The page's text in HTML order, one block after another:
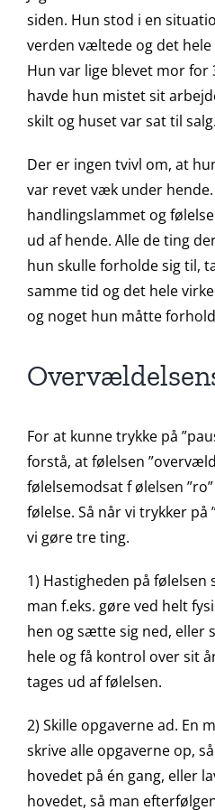
siden. Hun stod i en
verden væltede og det
Hun var lige blevet mor for
havde hun mistet sit
skilt og huset var sat til salg.
Der er ingen tvivl om, at
var revet væk under
handlingslammet og
ud af hende. Alle de ting
hun skulle forholde sig til,
samme tid og det hele
og noget hun måtte
For at kunne trykke på
forstå, at følelsen
følelsemodsat f ølelsen
følelse. Så når vi trykker på
vi gøre tre ting.
1) Hastigheden på følelsen
man f.eks. gøre ved helt
hen og sætte sig ned, eller
hele og få kontrol over sit
tages ud af følelsen.
2) Skille opgaverne ad. En
skrive alle opgaverne op,
hovedet på én gang, eller
hovedet, så man